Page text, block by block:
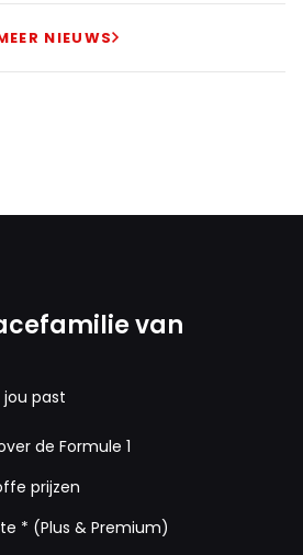
NIEUWS
van
jou past
de Formule 1
prijzen
* (Plus & Premium)